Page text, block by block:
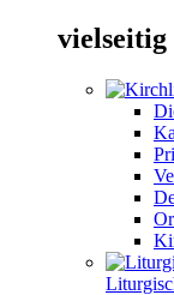
vielseitig